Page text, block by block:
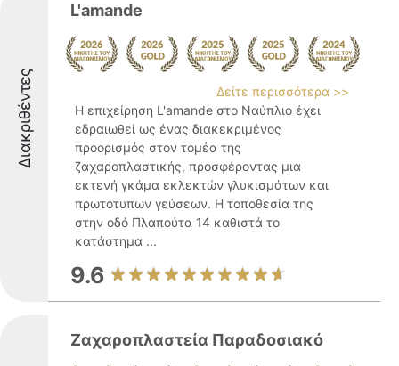
Διακριθέντες
L'amande
Δείτε περισσότερα >>
Η επιχείρηση L'amande στο Ναύπλιο έχει
εδραιωθεί ως ένας διακεκριμένος
προορισμός στον τομέα της
ζαχαροπλαστικής, προσφέροντας μια
εκτενή γκάμα εκλεκτών γλυκισμάτων και
πρωτότυπων γεύσεων. Η τοποθεσία της
στην οδό Πλαπούτα 14 καθιστά το
κατάστημα ...
9.6
Ζαχαροπλαστεία Παραδοσιακό